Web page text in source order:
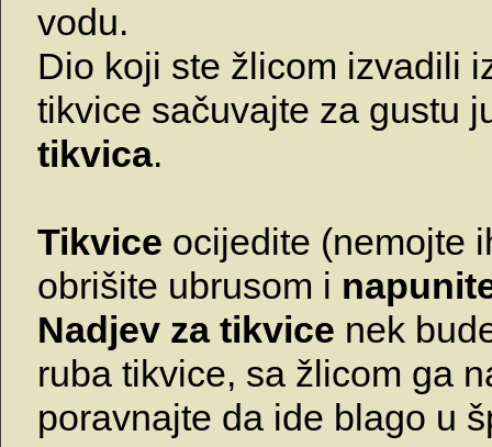
vodu.
Dio koji ste žlicom izvadili
tikvice sačuvajte za gustu
tikvica.
Tikvice ocijedite (nemojte
obrišite ubrusom i
Nadjev za tikvice nek
ruba tikvice, sa žlicom ga
poravnajte da ide blago u